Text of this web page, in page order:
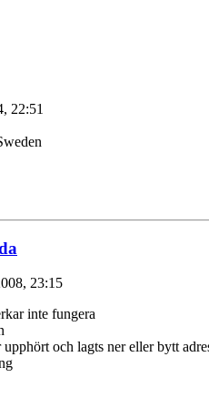
22:51
23:15
inte fungera
och lagts ner eller bytt